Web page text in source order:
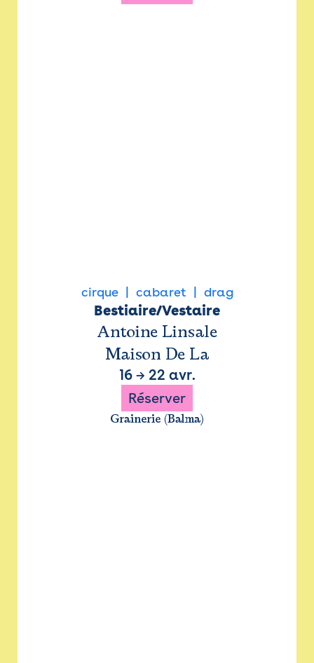
cirque cabaret drag
Bestiaire/Vestaire
Antoine Linsale
Maison De La
16→ 22 avr.
Réserver
Grainerie (Balma)